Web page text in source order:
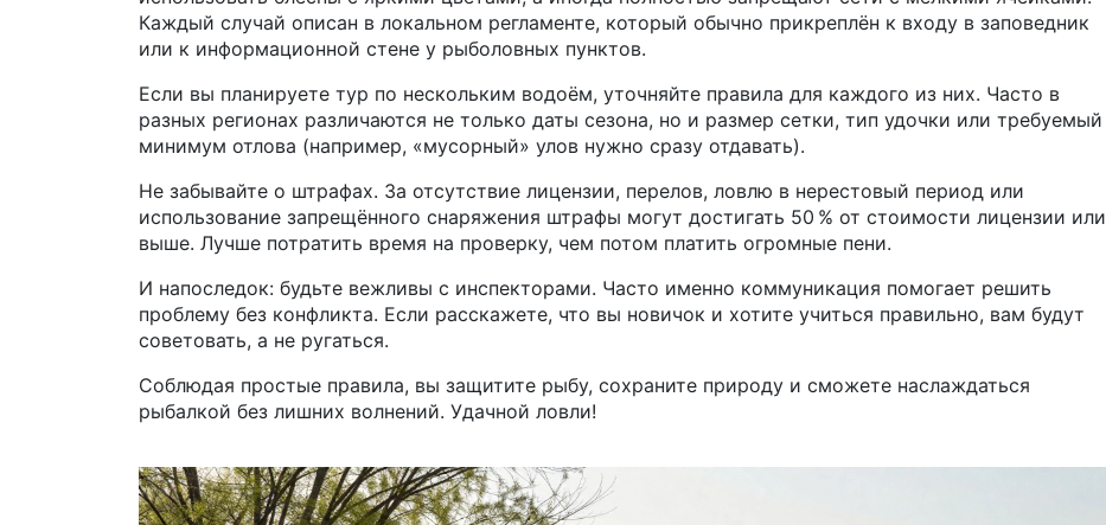
Каждый случай описан в локальном регламенте, который обычно прикреплён к входу в заповедник
или к информационной стене у рыболовных пунктов.
Если вы планируете тур по нескольким водоём, уточняйте правила для каждого из них. Часто в
разных регионах различаются не только даты сезона, но и размер сетки, тип удочки или требуемый
минимум отлова (например, «мусорный» улов нужно сразу отдавать).
Не забывайте о штрафах. За отсутствие лицензии, перелов, ловлю в нерестовый период или
использование запрещённого снаряжения штрафы могут достигать 50 % от стоимости лицензии или
выше. Лучше потратить время на проверку, чем потом платить огромные пени.
И напоследок: будьте вежливы с инспекторами. Часто именно коммуникация помогает решить
проблему без конфликта. Если расскажете, что вы новичок и хотите учиться правильно, вам будут
советовать, а не ругаться.
Соблюдая простые правила, вы защитите рыбу, сохраните природу и сможете наслаждаться
рыбалкой без лишних волнений. Удачной ловли!